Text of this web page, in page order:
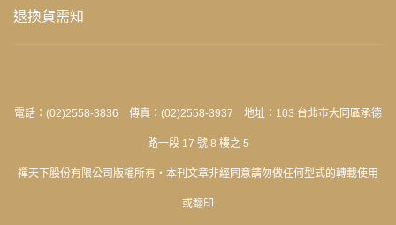
退換貨需知
電話：(02)2558-3836 傳真：(02)2558-3937 地址：103 台北市大同區承德
路一段 17 號 8 樓之 5
禪天下股份有限公司版權所有‧本刊文章非經同意請勿做任何型式的轉載使用
或翻印